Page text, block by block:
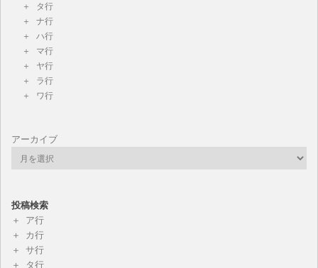
タ行
ナ行
ハ行
マ行
ヤ行
ラ行
ワ行
アーカイブ
投稿検索
ア行
カ行
サ行
タ行